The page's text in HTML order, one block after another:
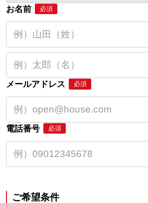
お名前 必須
メールアドレス 必須
電話番号 必須
ご希望条件